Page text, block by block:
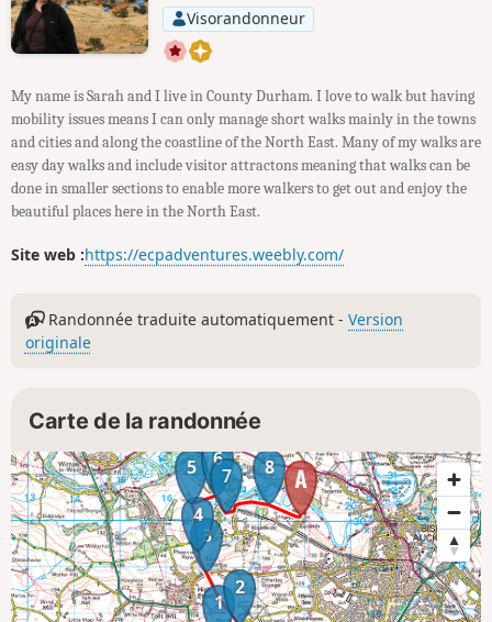
Visorandonneur
My name is Sarah and I live in County Durham. I love to walk but having
mobility issues means I can only manage short walks mainly in the towns
and cities and along the coastline of the North East. Many of my walks are
easy day walks and include visitor attractons meaning that walks can be
done in smaller sections to enable more walkers to get out and enjoy the
beautiful places here in the North East.
Site web :https://ecpadventures.weebly.com/
Randonnée traduite automatiquement -Version
originale
Carte de la randonnée
1
2
3
4
5 6
7 8